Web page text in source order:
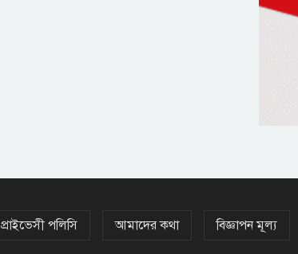
প্রাইভেসী পলিসি আমাদের কথা বিজ্ঞাপন মূল্য